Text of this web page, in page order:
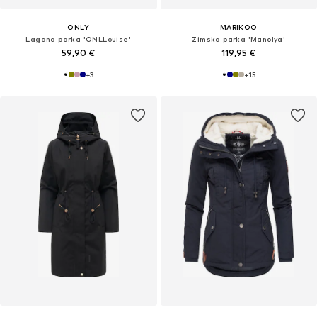
ONLY
Lagana parka 'ONLLouise'
59,90 €
+3
MARIKOO
Zimska parka 'Manolya'
119,95 €
+15